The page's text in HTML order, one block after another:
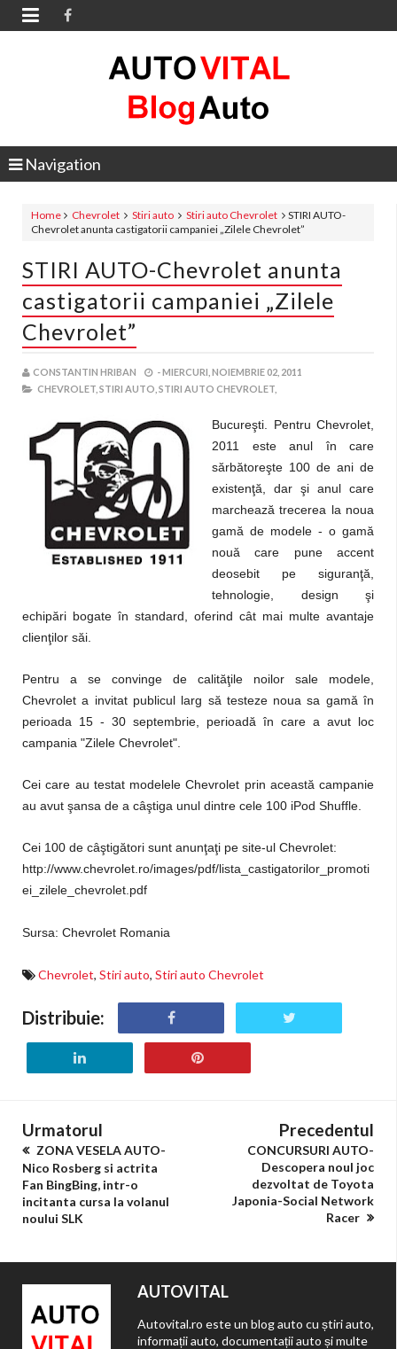

Navigation
Home Chevrolet Stiri auto Stiri auto Chevrolet
STIRI AUTO-
Chevrolet anunta castigatorii campaniei „Zilele Chevrolet”
STIRI AUTO-Chevrolet anunta
castigatorii campaniei „Zilele
Chevrolet”
CONSTANTIN HRIBAN -MIERCURI, NOIEMBRIE 02, 2011
CHEVROLET, STIRI AUTO, STIRI AUTO CHEVROLET,
Bucureşti. Pentru Chevrolet,
2011 este anul în care
sărbătoreşte 100 de ani de
existenţă, dar şi anul care
marchează trecerea la noua
gamă de modele - o gamă
nouă care pune accent
deosebit pe siguranţă,
tehnologie, design şi
echipări bogate în standard, oferind cât mai multe avantaje
clienţilor săi.
Pentru a se convinge de calităţile noilor sale modele,
Chevrolet a invitat publicul larg să testeze noua sa gamă în
perioada 15 - 30 septembrie, perioadă în care a avut loc
campania "Zilele Chevrolet".
Cei care au testat modelele Chevrolet prin această campanie
au avut şansa de a câştiga unul dintre cele 100 iPod Shuffle.
Cei 100 de câştigători sunt anunţaţi pe site-ul Chevrolet:
http://www.chevrolet.ro/images/pdf/lista_castigatorilor_promoti
ei_zilele_chevrolet.pdf
Sursa: Chevrolet Romania
Chevrolet, Stiri auto, Stiri auto Chevrolet
Distribuie:
Urmatorul
ZONA VESELA AUTO-
Nico Rosberg si actrita
Fan BingBing, intr-o
incitanta cursa la volanul
noului SLK
Precedentul
CONCURSURI AUTO-
Descopera noul joc
dezvoltat de Toyota
Japonia-Social Network
Racer
AUTOVITAL
Autovital.ro este un blog auto cu știri auto,
informații auto, documentații auto și multe